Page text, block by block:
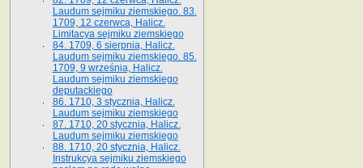
Laudum sejmiku ziemskiego. 83.
1709, 12 czerwca, Halicz.
Limitacya sejmiku ziemskiego
84. 1709, 6 sierpnia, Halicz.
Laudum sejmiku ziemskiego. 85.
1709, 9 września, Halicz.
Laudum sejmiku ziemskiego
deputackiego
86. 1710, 3 stycznia, Halicz.
Laudum sejmiku ziemskiego
87. 1710, 20 stycznia, Halicz.
Laudum sejmiku ziemskiego
88. 1710, 20 stycznia, Halicz.
Instrukcya sejmiku ziemskiego